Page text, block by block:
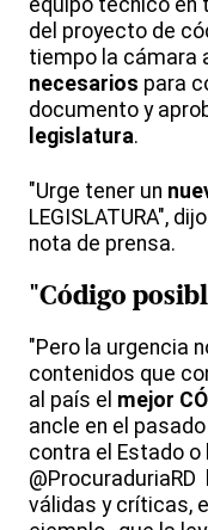
equipo técnico en
del proyecto de
tiempo la cámara
necesarios para
documento y
legislatura.
"Urge tener un
LEGISLATURA",
nota de prensa.
"Código
"Pero la urgencia
contenidos que
al país el mejor
ancle en el
contra el Estado
válidas y críticas,